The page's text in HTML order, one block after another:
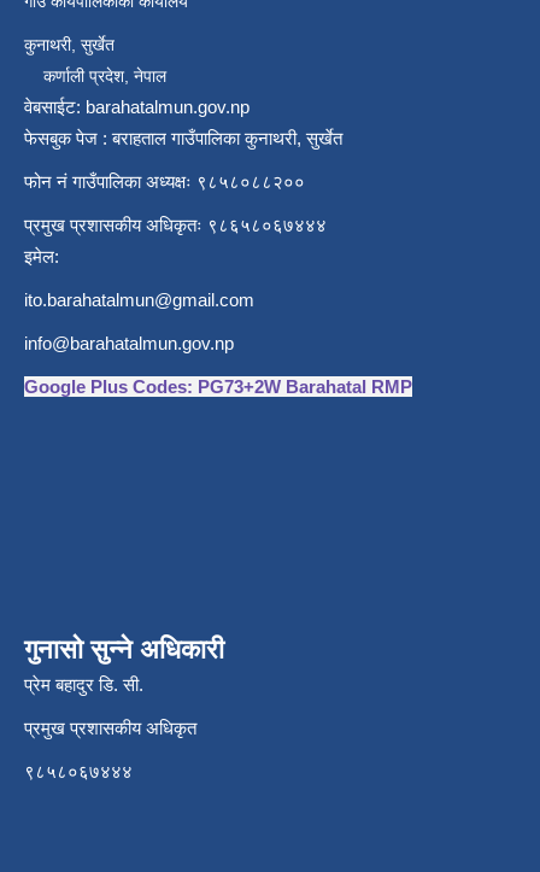
कुनाथरी, सुर्खेत
कर्णाली प्रदेश, नेपाल
वेबसाईट: barahatalmun.gov.np
फेसबुक पेज : बराहताल गाउँपालिका कुनाथरी, सुर्खेत
फोन नं गाउँपालिका अध्यक्षः ९८५८०८८२००
प्रमुख प्रशासकीय अधिकृतः ९८६५८०६७४४४
इमेल:
ito.barahatalmun@gmail.com
info@barahatalmun.gov.np
Google Plus Codes: PG73+2W Barahatal RMP
गुनासो सुन्ने अधिकारी
प्रेम बहादुर डि. सी.
प्रमुख प्रशासकीय अधिकृत
९८५८०६७४४४